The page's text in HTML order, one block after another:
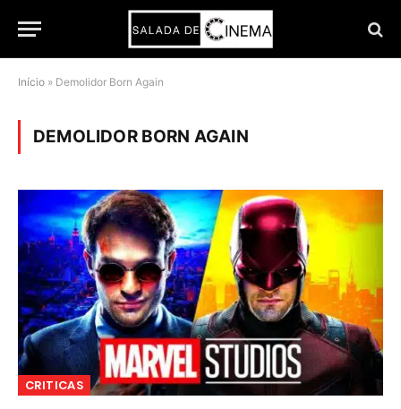
Início » Demolidor Born Again
DEMOLIDOR BORN AGAIN
CRITICAS